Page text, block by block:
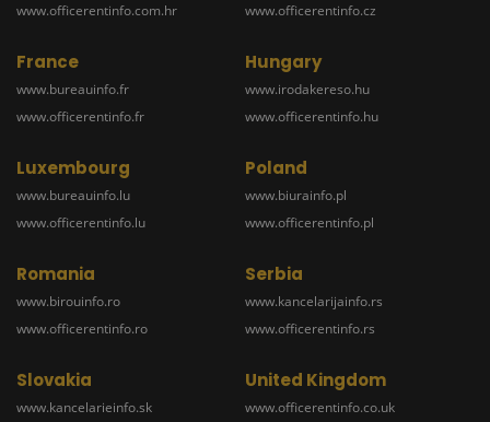
www.officerentinfo.com.hr
www.officerentinfo.cz
France
www.bureauinfo.fr
www.officerentinfo.fr
Hungary
www.irodakereso.hu
www.officerentinfo.hu
Luxembourg
www.bureauinfo.lu
www.officerentinfo.lu
Poland
www.biurainfo.pl
www.officerentinfo.pl
Romania
www.birouinfo.ro
www.officerentinfo.ro
Serbia
www.kancelarijainfo.rs
www.officerentinfo.rs
Slovakia
www.kancelarieinfo.sk
United Kingdom
www.officerentinfo.co.uk